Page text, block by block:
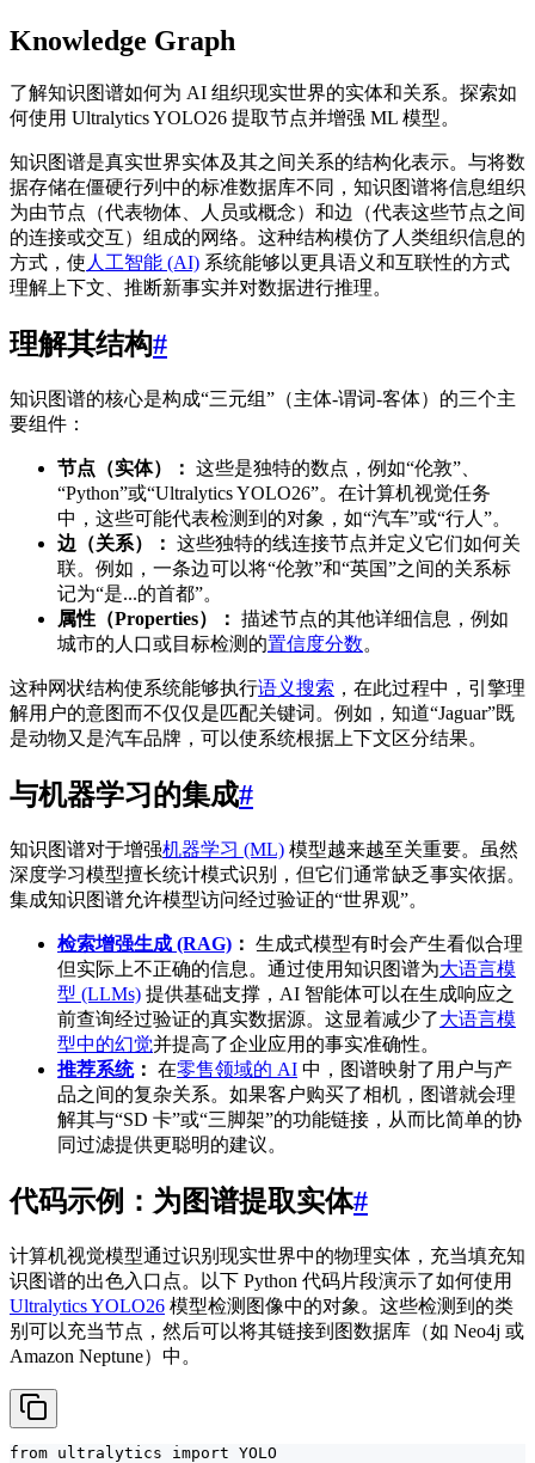
Knowledge Graph
了解知识图谱如何为 AI 组织现实世界的实体和关系。探索如
何使用 Ultralytics YOLO26 提取节点并增强 ML 模型。
知识图谱是真实世界实体及其之间关系的结构化表示。与将数
据存储在僵硬行列中的标准数据库不同，知识图谱将信息组织
为由节点（代表物体、人员或概念）和边（代表这些节点之间
的连接或交互）组成的网络。这种结构模仿了人类组织信息的
方式，使 人工智能 (AI) 系统能够以更具语义和互联性的方式
理解上下文、推断新事实并对数据进行推理。
理解其结构#
知识图谱的核心是构成“三元组”（主体-谓词-客体）的三个主
要组件：
节点（实体）： 这些是独特的数点，例如“伦敦”、
“Python”或“Ultralytics YOLO26”。在计算机视觉任务
中，这些可能代表检测到的对象，如“汽车”或“行人”。
边（关系）： 这些独特的线连接节点并定义它们如何关
联。例如，一条边可以将“伦敦”和“英国”之间的关系标
记为“是...的首都”。
属性（Properties）： 描述节点的其他详细信息，例如
城市的人口或目标检测的置信度分数。
这种网状结构使系统能够执行语义搜索 ，在此过程中，引擎理
解用户的意图而不仅仅是匹配关键词。例如，知道“Jaguar”既
是动物又是汽车品牌，可以使系统根据上下文区分结果。
与机器学习的集成#
知识图谱对于增强机器学习 (ML) 模型越来越至关重要。虽然
深度学习模型擅长统计模式识别，但它们通常缺乏事实依据。
集成知识图谱允许模型访问经过验证的“世界观”。
检索增强生成 (RAG) ： 生成式模型有时会产生看似合理
但实际上不正确的信息。通过使用知识图谱为大语言模
型 (LLMs) 提供基础支撑，AI 智能体可以在生成响应之
前查询经过验证的真实数据源。这显着减少了大语言模
型中的幻觉并提高了企业应用的事实准确性。
推荐系统： 在零售领域的 AI 中，图谱映射了用户与产
品之间的复杂关系。如果客户购买了相机，图谱就会理
解其与“SD 卡”或“三脚架”的功能链接，从而比简单的协
同过滤提供更聪明的建议。
代码示例：为图谱提取实体#
计算机视觉模型通过识别现实世界中的物理实体，充当填充知
识图谱的出色入口点。以下 Python 代码片段演示了如何使用
Ultralytics YOLO26 模型检测图像中的对象。这些检测到的类
别可以充当节点，然后可以将其链接到图数据库（如 Neo4j 或
Amazon Neptune）中。
from ultralytics import YOLO